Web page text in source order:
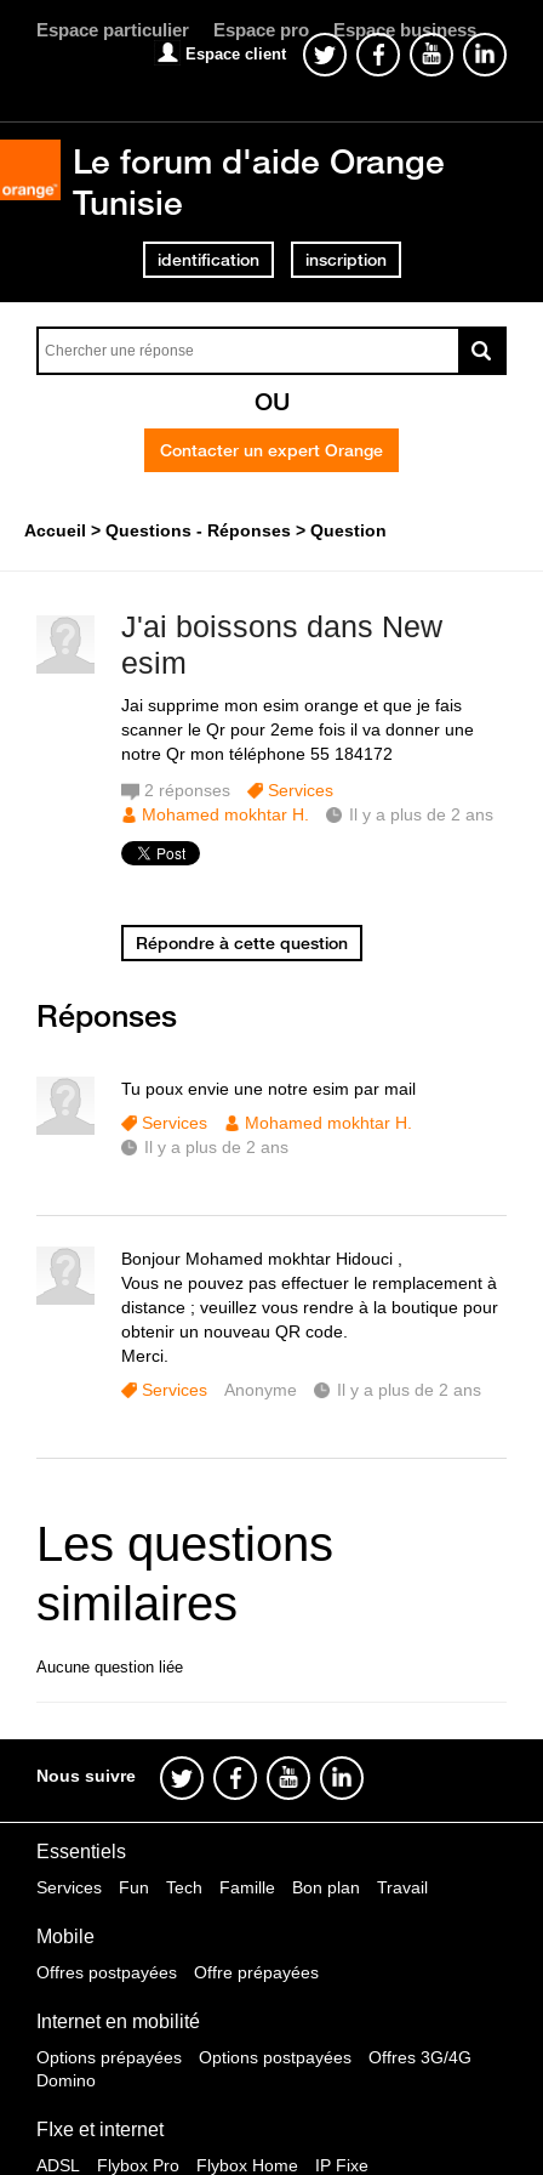
Espace particulier Espace pro Espace business
Espace client
Le forum d'aide Orange
Tunisie
identification inscription
OU
Contacter un expert Orange
Accueil Questions - Réponses Question
J'ai boissons dans New
esim
Jai supprime mon esim orange et que je fais
scanner le Qr pour 2eme fois il va donner une
notre Qr mon téléphone 55 184172
2 réponses
Services
Mohamed mokhtar H.
Il y a plus de 2 ans
Répondre à cette question
Réponses
Tu poux envie une notre esim par mail
Services
Mohamed mokhtar H.
Il y a plus de 2 ans
Bonjour Mohamed mokhtar Hidouci ,
Vous ne pouvez pas effectuer le remplacement à
distance ; veuillez vous rendre à la boutique pour
obtenir un nouveau QR code.
Merci.
Services
Anonyme Il y a plus de 2 ans
Les questions
similaires
Aucune question liée
Nous suivre
Essentiels
Services Fun Tech Famille Bon plan Travail
Mobile
Offres postpayées Offre prépayées
Internet en mobilité
Options prépayées Options postpayées
Offres 3G/4G
Domino
FIxe et internet
ADSL Flybox Pro Flybox Home IP Fixe